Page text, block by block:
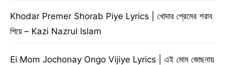
Khodar Premer Shorab Piye Lyrics | খোদার প্রেমের শরাব
পিয়ে – Kazi Nazrul Islam
Ei Mom Jochonay Ongo Vijiye Lyrics | এই মোম জোছনায়